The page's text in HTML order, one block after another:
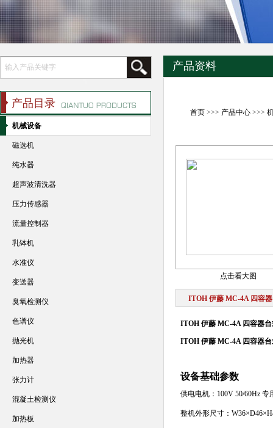
产品资料
首页>>> 产品中心>>>
点击看大图
ITOH 伊藤 MC-4A 四容
ITOH 伊藤 MC-4A 四容器
ITOH 伊藤 MC-4A 四容器
设备基础参数
供电电机：100V 50/60Hz 专
整机外形尺寸：
产品目录
机械设备
磁选机
纯水器
超声波清洗器
压力传感器
流量控制器
乳钵机
水准仪
变送器
臭氧检测仪
色谱仪
抛光机
加热器
张力计
混凝土检测仪
加热板